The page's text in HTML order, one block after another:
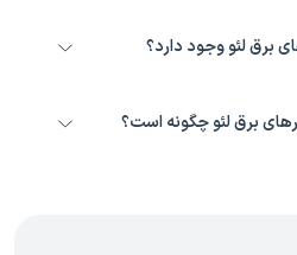
برق لئو وجود دارد؟
رویدادها و مراسم‌ها، کاربردهای
نیاز به یک منبع برق قابل حمل و مستقل
برق لئو چگونه است؟